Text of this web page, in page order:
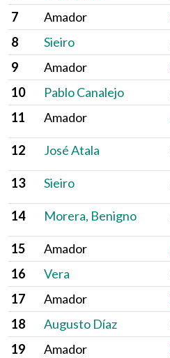
7
Amador
8
Sieiro
9
Amador
10
Pablo Canalejo
11
Amador
12 José Atala
13 Sieiro
14 Morera, Benigno
15 Amador
16
Vera
17
Amador
18
Augusto Díaz
19
Amador